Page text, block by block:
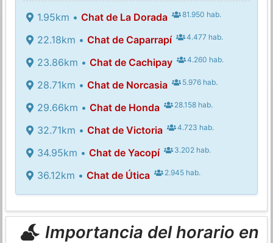
1.95km • Chat de La Dorada 81.950 hab.
22.18km • Chat de Caparrapí 4.477 hab.
23.86km • Chat de Cachipay 4.260 hab.
28.71km • Chat de Norcasia 5.976 hab.
29.66km • Chat de Honda 28.158 hab.
32.71km • Chat de Victoria 4.723 hab.
34.95km • Chat de Yacopí 3.202 hab.
36.12km • Chat de Útica 2.945 hab.
Importancia del horario en